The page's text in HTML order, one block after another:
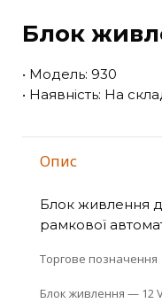
Блок
• Модель: 930
• Наявність: На
Опис
Блок живлення
рамкової
Торгове позначення
Блок живлення — 12